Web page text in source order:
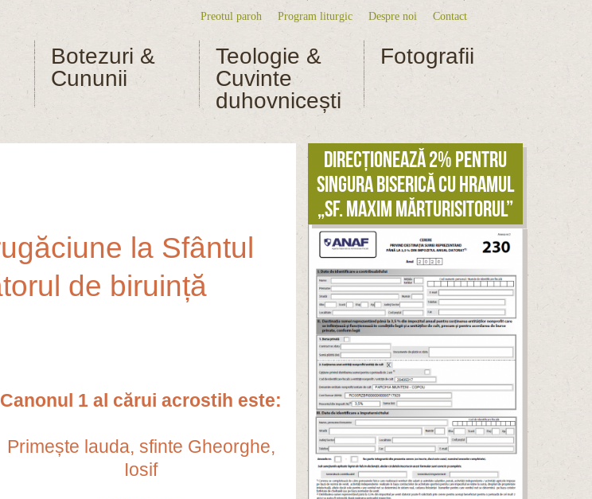
Meniu secundar
Preotul paroh Program liturgic Despre noi Contact
Botezuri &
Cununii
Teologie &
Cuvinte
duhovnicești
Fotografii
la Sfântul
de biruință
Canonul 1 al cărui acrostih este:
Primește lauda, sfinte Gheorghe,
Iosif
Direcționează 2% pentru
singura biserică cu hramul
„Sf. Maxim Mărturisitorul”